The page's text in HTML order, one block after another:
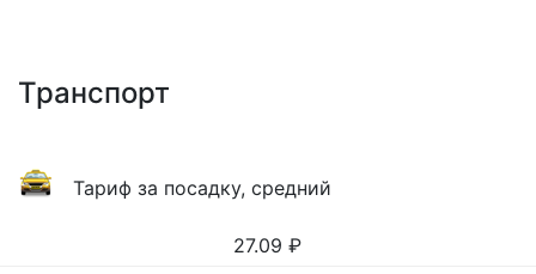
Транспорт
Тариф за посадку, средний
27.09 ₽